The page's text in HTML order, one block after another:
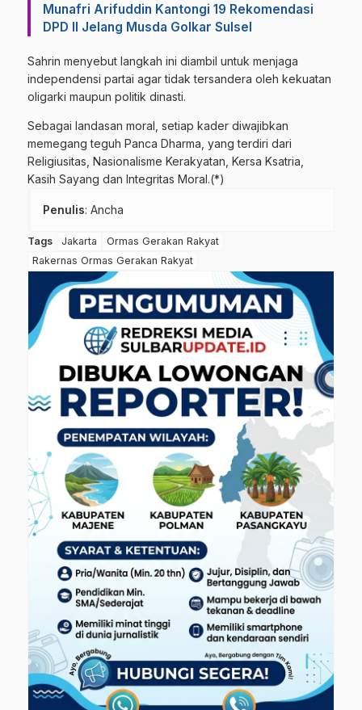
Munafri Arifuddin Kantongi 19 Rekomendasi
DPD II Jelang Musda Golkar Sulsel
Sahrin menyebut langkah ini diambil untuk menjaga
independensi partai agar tidak tersandera oleh kekuatan
oligarki maupun politik dinasti.
Sebagai landasan moral, setiap kader diwajibkan
memegang teguh Panca Dharma, yang terdiri dari
Religiusitas, Nasionalisme Kerakyatan, Kersa Ksatria,
Kasih Sayang dan Integritas Moral.(*)
Penulis: Ancha
Tags Jakarta
Ormas Gerakan Rakyat
Rakernas Ormas Gerakan Rakyat